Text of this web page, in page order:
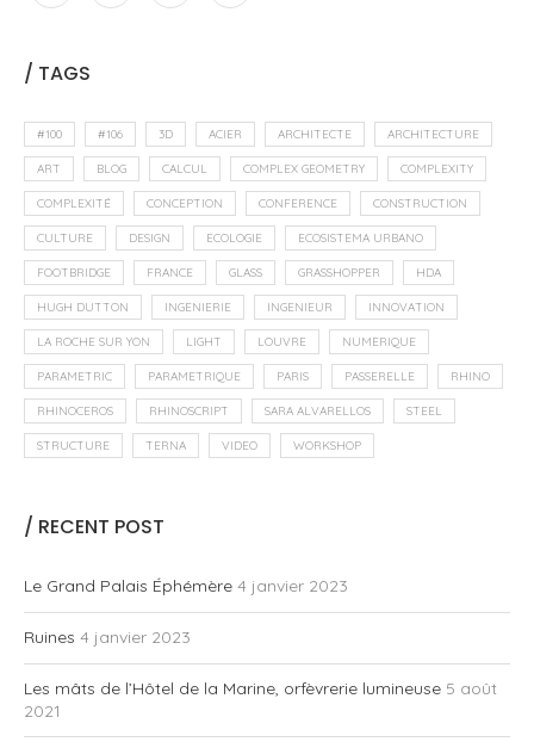
/ TAGS
#100 #106 3D ACIER ARCHITECTE ARCHITECTURE
ART BLOG CALCUL COMPLEX GEOMETRY COMPLEXITY
COMPLEXITÉ CONCEPTION CONFERENCE CONSTRUCTION
CULTURE DESIGN ECOLOGIE ECOSISTEMA URBANO
FOOTBRIDGE FRANCE GLASS GRASSHOPPER HDA
HUGH DUTTON INGENIERIE INGENIEUR INNOVATION
LA ROCHE SUR YON LIGHT LOUVRE NUMERIQUE
PARAMETRIC PARAMETRIQUE PARIS PASSERELLE RHINO
RHINOCEROS RHINOSCRIPT SARA ALVARELLOS STEEL
STRUCTURE TERNA VIDEO WORKSHOP
/ RECENT POST
Le Grand Palais Éphémère 4 janvier 2023
Ruines 4 janvier 2023
Les mâts de l’Hôtel de la Marine, orfèvrerie lumineuse 5 août
2021